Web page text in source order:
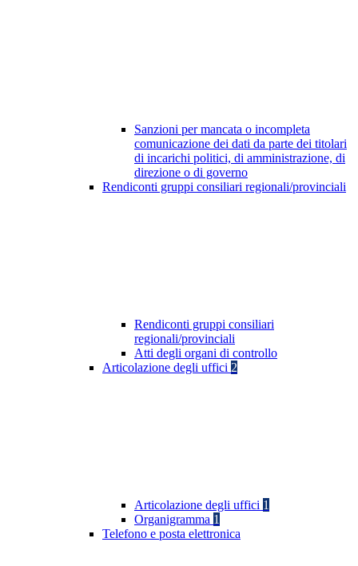
Sanzioni per mancata o incompleta
comunicazione dei dati da parte dei titolari
di incarichi politici, di amministrazione, di
direzione o di governo
Rendiconti gruppi consiliari regionali/provinciali
Rendiconti gruppi consiliari
regionali/provinciali
Atti degli organi di controllo
Articolazione degli uffici 2
Articolazione degli uffici 1
Organigramma 1
Telefono e posta elettronica